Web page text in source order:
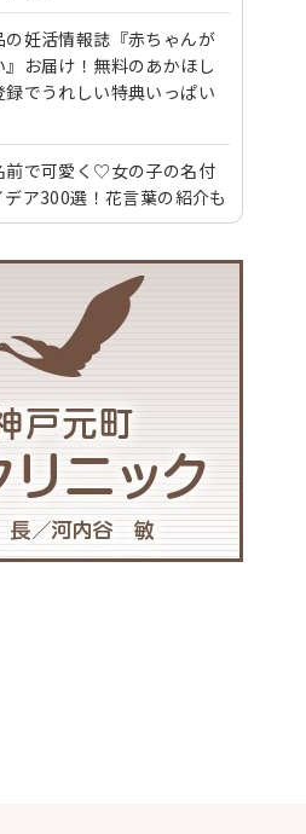
の妊活情報誌『赤ちゃんが
』お届け！無料のあかほし
録でうれしい特典いっぱい
前で可愛く♡女の子の名付
デア300選！花言葉の紹介も